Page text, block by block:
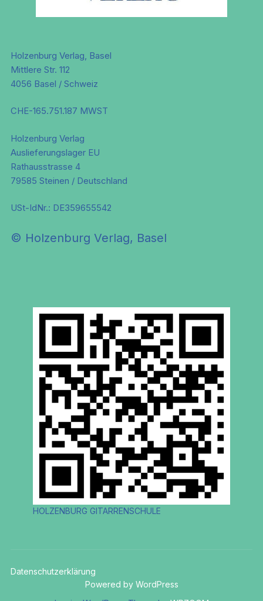
Holzenburg Verlag, Basel
Mittlere Str. 112
4056 Basel / Schweiz
CHE-165.751.187 MWST
Holzenburg Verlag
Auslieferungslager EU
Rathausstrasse 4
79585 Steinen / Deutschland
USt-IdNr.: DE359655542
© Holzenburg Verlag, Basel
HOLZENBURG GITARRENSCHULE
Datenschutzerklärung
Powered by WordPress